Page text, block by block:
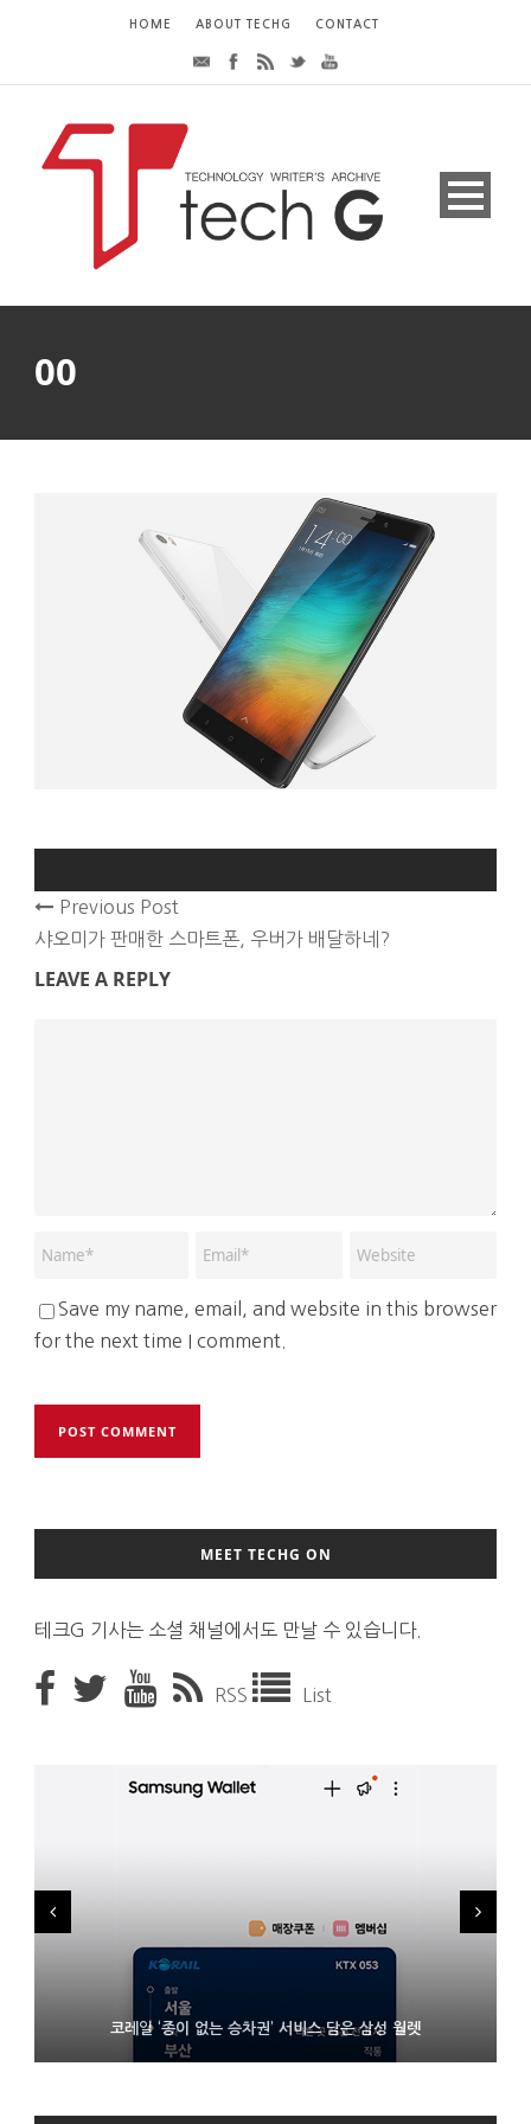
HOME ABOUT TECHG CONTACT
00
Previous Post
샤오미가 판매한 스마트폰, 우버가 배달하네?
LEAVE A REPLY
Save my name, email, and website in this browser
for the next time I comment.
MEET TECHG ON
테크G 기사는 소셜 채널에서도 만날 수 있습니다.
RSS List
코레일 ‘종이 없는 승차권’ 서비스 담은 삼성 월렛
시력 조정 기능 얹고 가격 낮춘 공간 디스플레이 안경 ‘비추어 프로
2’ 공개
D램 부족에 10억달러어치 아이폰18 프로세서 패키징 대기 중